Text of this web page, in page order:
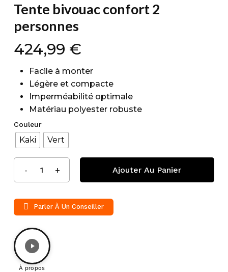
Tente bivouac confort 2
personnes
424,99 €
Facile à monter
Légère et compacte
Imperméabilité optimale
Matériau polyester robuste
Couleur
Kaki Vert
Ajouter Au Panier
Parler À Un Conseiller
À propos